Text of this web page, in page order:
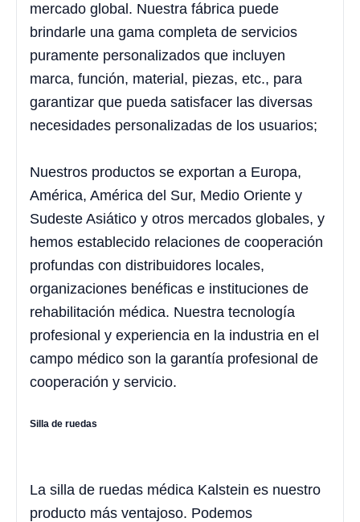
mercado global. Nuestra fábrica puede
brindarle una gama completa de servicios
puramente personalizados que incluyen
marca, función, material, piezas, etc., para
garantizar que pueda satisfacer las diversas
necesidades personalizadas de los usuarios;
Nuestros productos se exportan a Europa,
América, América del Sur, Medio Oriente y
Sudeste Asiático y otros mercados globales, y
hemos establecido relaciones de cooperación
profundas con distribuidores locales,
organizaciones benéficas e instituciones de
rehabilitación médica. Nuestra tecnología
profesional y experiencia en la industria en el
campo médico son la garantía profesional de
cooperación y servicio.
Silla de ruedas
La silla de ruedas médica Kalstein es nuestro
producto más ventajoso. Podemos